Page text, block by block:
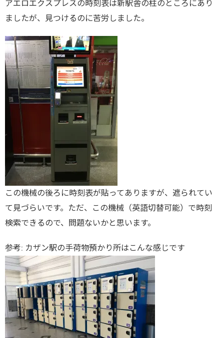
アエロエクスプレスの時刻表は新駅舎の柱のところにあり
ましたが、見つけるのに苦労しました。
この機械の後ろに時刻表が貼ってありますが、遮られてい
て見づらいです。ただ、この機械（英語切替可能）で時刻
検索できるので、問題ないかと思います。
参考: カザン駅の手荷物預かり所はこんな感じです